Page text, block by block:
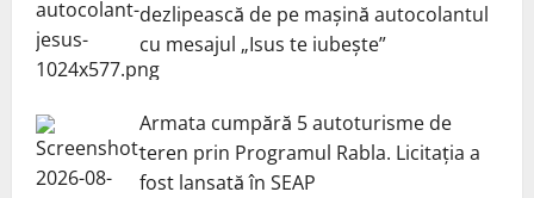
dezlipească de pe mașină autocolantul
cu mesajul „Isus te iubește”
Armata cumpără 5 autoturisme de
teren prin Programul Rabla. Licitația a
fost lansată în SEAP